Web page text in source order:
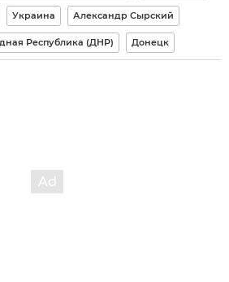
Украина Александр Сырский
Республика (ДНР) Донецк